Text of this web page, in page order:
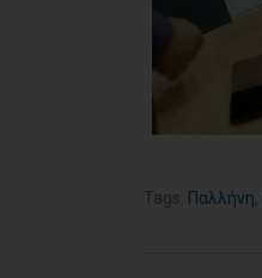
Tags: Παλλήνη,